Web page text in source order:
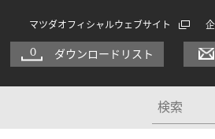
マツダオフィシャルウェブサイト
0 ダウンロードリスト